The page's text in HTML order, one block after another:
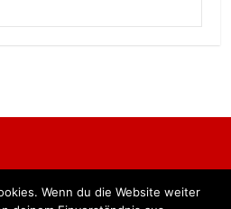
Verlag GmbH
Wenn du die Website weiter